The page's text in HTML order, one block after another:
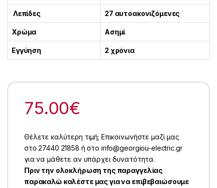
Λεπίδες 27 αυτοακονιζόμενες
Χρώμα Ασημί
Εγγύηση 2 χρόνια
75.00€
Θέλετε καλύτερη τιμή; Επικοινωνήστε μαζί μας
στο 27440 21858 ή στο info@georgiou-electric.gr
για να μάθετε αν υπάρχει δυνατότητα.
Πριν την ολοκλήρωση της παραγγελίας
παρακαλώ καλέστε μας για να επιβεβαιώσουμε